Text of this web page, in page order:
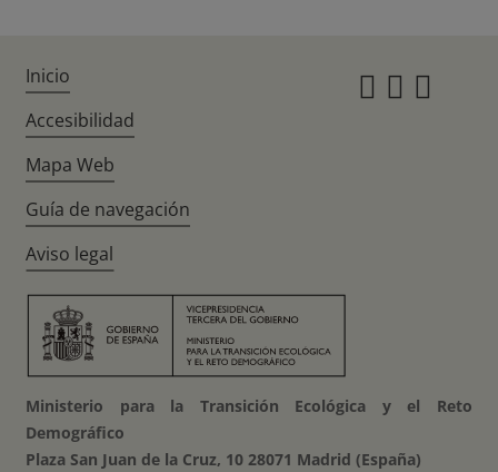
Inicio
Accesibilidad
Mapa Web
Guía de navegación
Aviso legal
Ministerio para la Transición Ecológica y el Reto
Demográfico
Plaza San Juan de la Cruz, 10 28071 Madrid (España)